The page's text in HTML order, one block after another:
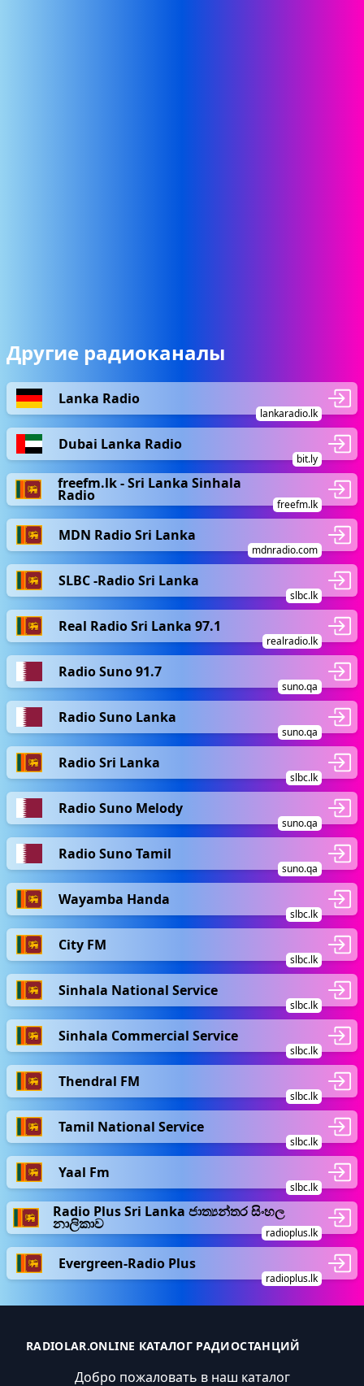
Другие радиоканалы
Lanka Radio
lankaradio.lk
Dubai Lanka Radio
bit.ly
freefm.lk - Sri Lanka Sinhala
Radio
freefm.lk
MDN Radio Sri Lanka
mdnradio.com
SLBC -Radio Sri Lanka
slbc.lk
Real Radio Sri Lanka 97.1
realradio.lk
Radio Suno 91.7
suno.qa
Radio Suno Lanka
suno.qa
Radio Sri Lanka
slbc.lk
Radio Suno Melody
suno.qa
Radio Suno Tamil
suno.qa
Wayamba Handa
slbc.lk
City FM
slbc.lk
Sinhala National Service
slbc.lk
Sinhala Commercial Service
slbc.lk
Thendral FM
slbc.lk
Tamil National Service
slbc.lk
Yaal Fm
slbc.lk
Radio Plus Sri Lanka ජාත්‍යන්තර සිංහල
නාලිකාව
radioplus.lk
Evergreen-Radio Plus
radioplus.lk
RADIOLAR.ONLINE КАТАЛОГ РАДИОСТАНЦИЙ
Добро пожаловать в наш каталог